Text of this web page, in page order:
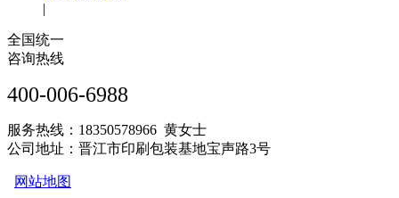
|
全国统一
咨询热线
400-006-6988
服务热线：18350578966 黄女士
公司地址：晋江市印刷包装基地宝声路3号
网站地图